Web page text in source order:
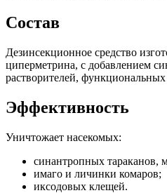
Состав
Дезинсекционное средство
циперметрина, с добавлением
растворителей,
Эффективность
Уничтожает насекомых:
синантропных тараканов,
имаго и личинки комаров;
иксодовых клещей.